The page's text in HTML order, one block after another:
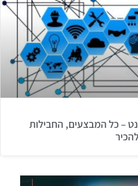
– כל המבצעים, החבילות